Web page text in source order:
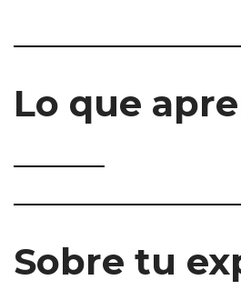
Lo que
Sobre tu